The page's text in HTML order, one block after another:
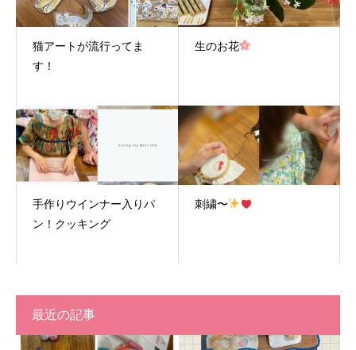
猫アートが流行ってま
す！
生のお花
手作りウインナー入りパ
ン！クッキング
刺繍〜
最近の記事